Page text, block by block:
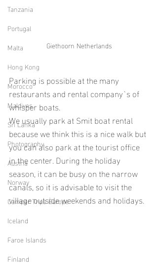
Tanzania
Portugal
Malta
Hong Kong
Morocco
Maldives
Sri Lanka
Photography
Austria
Norway
Camper Trips Europe
Iceland
Faroe Islands
Finland
Giethoorn Netherlands
Parking is possible at the many
restaurants and rental company`s of
whisper boats.
We usually park at Smit boat rental
because we think this is a nice walk but
you can also park at the tourist office
in the center. During the holiday
season, it can be busy on the narrow
canals, so it is advisable to visit the
village outside weekends and holidays.